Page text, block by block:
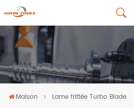
Maison Lame frittée Turbo Blade